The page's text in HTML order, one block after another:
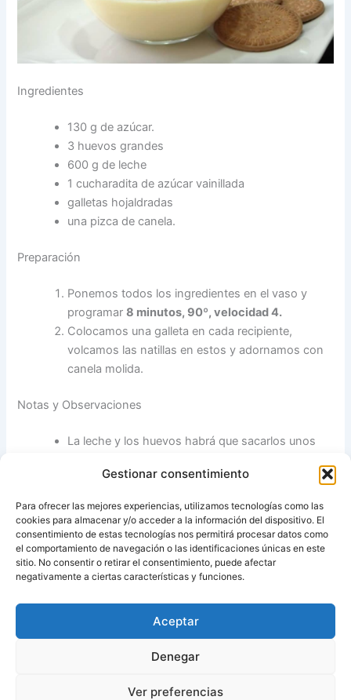
Gestionar consentimiento
Para ofrecer las mejores experiencias, utilizamos tecnologías como las
cookies para almacenar y/o acceder a la información del dispositivo. El
consentimiento de estas tecnologías nos permitirá procesar datos como
el comportamiento de navegación o las identificaciones únicas en este
sitio. No consentir o retirar el consentimiento, puede afectar
negativamente a ciertas características y funciones.
Aceptar
Denegar
Ver preferencias
Ingredientes
130 g de azúcar.
3 huevos grandes
600 g de leche
1 cucharadita de azúcar vainillada
galletas hojaldradas
una pizca de canela.
Preparación
Ponemos todos los ingredientes en el vaso y
programar8 minutos, 90º, velocidad 4.
Colocamos una galleta en cada recipiente,
volcamos las natillas en estos y adornamos con
canela molida.
Notas y Observaciones
La leche y los huevos habrá que sacarlos unos
atemperen y no se corten las natillas.
de cacao en polvo obtendremos unas Natillas de
Chocolate
Fuente: Concha cocina
ANTERIOR SIGUIENTE